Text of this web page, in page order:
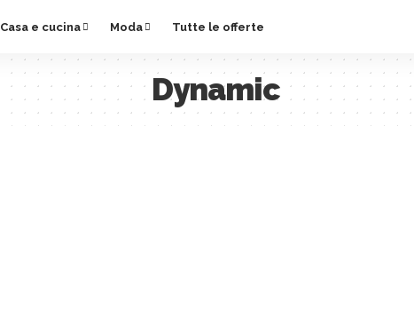
Casa e cucina Moda Tutte le offerte
Dynamic